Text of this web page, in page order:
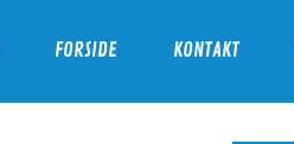
FORSIDE KONTAKT